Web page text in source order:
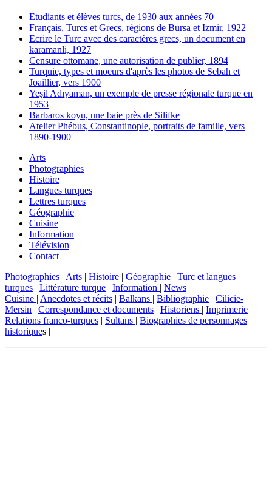
Etudiants et élèves turcs, de 1930 aux années 70
Français, Turcs et Grecs, régions de Bursa et Izmir, 1922
Ecrire le Turc avec des caractères grecs, un document en
karamanli, 1927
Censure ottomane, une autorisation de publier, 1894
Turquie, types et moeurs d'après les photos de Sebah et
Joaillier, vers 1900
Yeşil Adıyaman, un exemple de presse régionale turque en
1953
Barbaros koyu, une baie près de Silifke
Atelier Phébus, Constantinople, portraits de famille, vers
1890-1900
Arts
Photographies
Histoire
Langues turques
Lettres turques
Géographie
Cuisine
Information
Télévision
Contact
Photographies | Arts | Histoire | Géographie | Turc et langues
turques | Littérature turque | Information | News
Cuisine | Anecdotes et récits | Balkans | Bibliographie | Cilicie-
Mersin | Correspondance et documents | Historiens | Imprimerie |
Relations franco-turques | Sultans | Biographies de personnages
historiques |